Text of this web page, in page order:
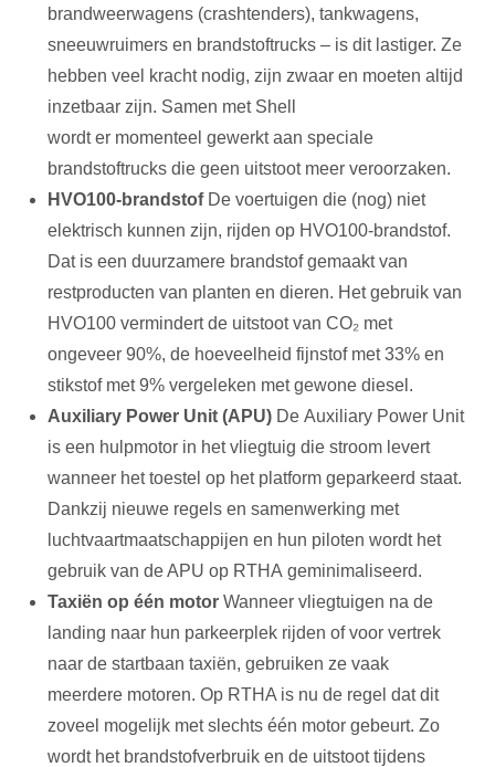
brandweerwagens (crashtenders), tankwagens,
sneeuwruimers en brandstoftrucks – is dit lastiger. Ze
hebben veel kracht nodig, zijn zwaar en moeten altijd
inzetbaar zijn. Samen met Shell
wordt er momenteel gewerkt aan speciale
brandstoftrucks die geen uitstoot meer veroorzaken.
HVO100-brandstofDe voertuigen die (nog) niet
elektrisch kunnen zijn, rijden op HVO100-brandstof.
Dat is een duurzamere brandstof gemaakt van
restproducten van planten en dieren. Het gebruik van
HVO100 vermindert de uitstoot van CO₂ met
ongeveer 90%, de hoeveelheid fijnstof met 33% en
stikstof met 9% vergeleken met gewone diesel.
Auxiliary Power Unit (APU) De Auxiliary Power Unit
is een hulpmotor in het vliegtuig die stroom levert
wanneer het toestel op het platform geparkeerd staat.
Dankzij nieuwe regels en samenwerking met
luchtvaartmaatschappijen en hun piloten wordt het
gebruik van de APU op RTHA geminimaliseerd.
Taxiën op één motor Wanneer vliegtuigen na de
landing naar hun parkeerplek rijden of voor vertrek
naar de startbaan taxiën, gebruiken ze vaak
meerdere motoren. Op RTHA is nu de regel dat dit
zoveel mogelijk met slechts één motor gebeurt. Zo
wordt het brandstofverbruik en de uitstoot tijdens